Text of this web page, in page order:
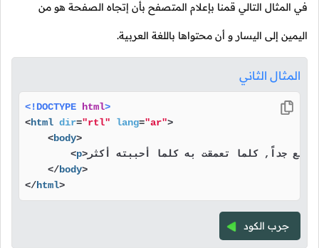
في المثال التالي قمنا بإعلام المتصفح بأن إتجاه الصفحة هو من
اليمين إلى اليسار و أن محتواها باللغة العربية.
المثال الثاني
<!DOCTYPE html>
<html dir="rtl" lang="ar">
<body>
<p>
</body>
</html>
جرب الكود